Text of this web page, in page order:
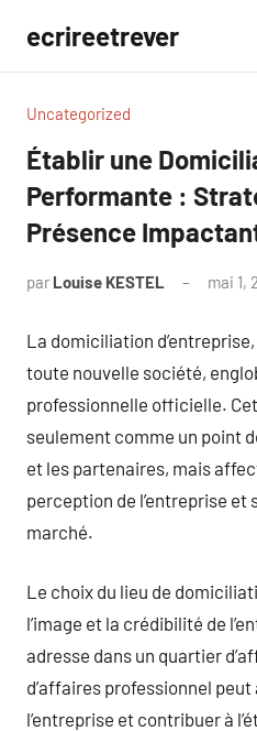
contenu
ecrireetrever
Uncategorized
Établir une
Performante :
Présence
par Louise KESTEL mai 1,
La domiciliation
toute nouvelle société,
professionnelle officielle.
seulement comme un point
et les partenaires, mais
perception de l’entreprise et
marché.
Le choix du lieu de
l’image et la crédibilité de
adresse dans un quartier
d’affaires professionnel
l’entreprise et contribuer à